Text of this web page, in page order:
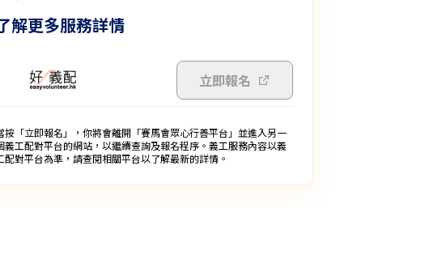
解更多服務詳情
立即報名
按「立即報名」，你將會離開「賽馬會眾心行善平台」並進入另一
義工配對平台的網站，以繼續查詢及報名程序。義工服務內容以義
配對平台為準，請查閱相關平台以了解最新的詳情。